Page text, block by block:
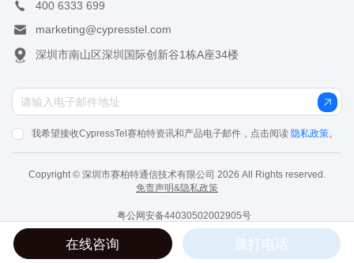
400 6333 699
marketing@cypresstel.com
深圳市南山区深圳国际创新谷1栋A座34楼
我希望接收CypressTel赛柏特资讯和产品电子邮件，点击阅读 隐私政策。
Copyright © 深圳市赛柏特通信技术有限公司 2026 All Rights reserved.
免责声明&隐私政策
粤公网安备44030502002905号
粤ICP备18065525号
在线咨询 拨打电话